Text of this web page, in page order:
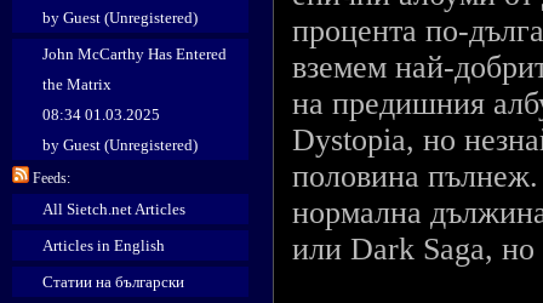
by Guest (Unregistered)
John McCarthy Has Entered
the Matrix
08:34 01.03.2025
by Guest (Unregistered)
Feeds:
All Sietch.net Articles
Articles in English
Статии на български
процента по-
вземем най-
на предишния
Dystopia, но
половина
нормална
или Dark Saga, но